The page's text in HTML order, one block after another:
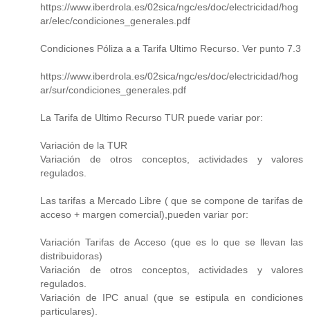
https://www.iberdrola.es/02sica/ngc/es/doc/electricidad/hog
ar/elec/condiciones_generales.pdf
Condiciones Póliza a a Tarifa Ultimo Recurso. Ver punto 7.3
https://www.iberdrola.es/02sica/ngc/es/doc/electricidad/hog
ar/sur/condiciones_generales.pdf
La Tarifa de Ultimo Recurso TUR puede variar por:
Variación de la TUR
Variación de otros conceptos, actividades y valores
regulados.
Las tarifas a Mercado Libre ( que se compone de tarifas de
acceso + margen comercial),pueden variar por:
Variación Tarifas de Acceso (que es lo que se llevan las
distribuidoras)
Variación de otros conceptos, actividades y valores
regulados.
Variación de IPC anual (que se estipula en condiciones
particulares).